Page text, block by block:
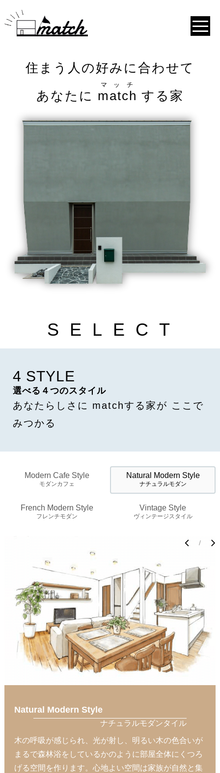
住まう人の好みに合わせて
あなたに match
マッチ
する家
S E L E C T
4 STYLE
選べる４つのスタイル
あなたらしさに matchする家が ここで
みつかる
Modern Cafe Style
モダンカフェ
Natural Modern Style
ナチュラルモダン
French Modern Style
フレンチモダン
Vintage Style
ヴィンテージスタイル
French Modern Style
フレンチモダンタイル
ナチュラルカラーが良く似合う。 やさしいホワイトカ
ラーが包み込む空間。 海外の自然豊かな地域に建つ邸
宅のような雰囲気はエレガントな家具との相性も良く